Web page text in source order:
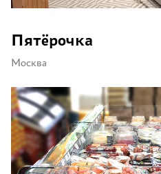
Пятёрочка
Москва